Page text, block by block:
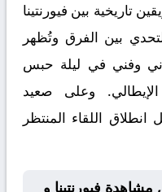
تاريخية بين فيورنتينا
بين الفرق وتُظهر
وفني في ليلة حبس
وعلى صعيد
اللقاء المنتظر
فيورنتينا و